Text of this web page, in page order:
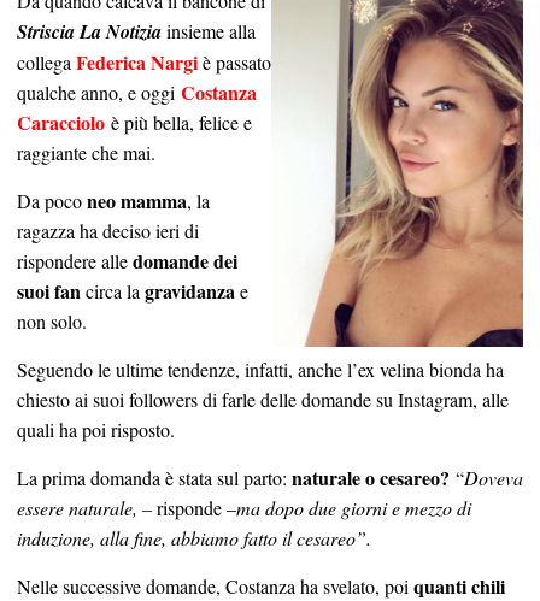
Striscia La Notiziainsieme alla
collegaFederica Nargiè passato
qualche anno, e oggi Costanza
Caracciolo è più bella, felice e
raggiante che mai.
Da poconeo mamma, la
ragazza ha deciso ieri di
rispondere alledomande dei
suoi fancirca lagravidanzae
non solo.
Seguendo le ultime tendenze, infatti, anche l’ex velina bionda ha
chiesto ai suoi followers di farle delle domande su Instagram, alle
quali ha poi risposto.
La prima domanda è stata sul parto: naturale o cesareo? “Doveva
essere naturale, –risponde –ma dopo due giorni e mezzo di
induzione, alla fine, abbiamo fatto il cesareo”.
Nelle successive domande, Costanza ha svelato, poiquanti chili